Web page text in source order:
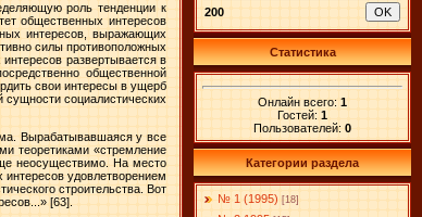
роль тенденции к
общественных интересов
интересов, выражающих
силы противоположных
развертывается в
общественной
свои интересы в ущерб
социалистических
Вырабатывавшаяся у все
теоретиками «стремление
неосуществимо. На место
удовлетворением
строительства. Вот
[63].
200
Статистика
Онлайн всего: 1
Гостей: 1
Пользователей: 0
Категории раздела
№ 1 (1995) [18]